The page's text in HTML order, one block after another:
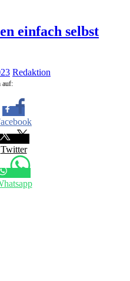
ein­fach selbst
Redaktion
auf:
Twit­ter